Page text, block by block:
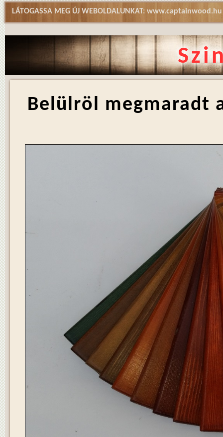
LÁTOGASSA MEG ÚJ WEBOLDALUNKAT: www.captainwood.hu
Belülröl megmaradt